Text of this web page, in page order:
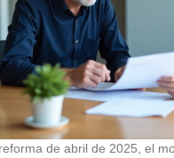
de abril de 2025, el